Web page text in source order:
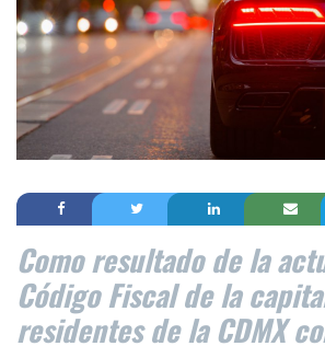
Como resultado de la
Código Fiscal de la
residentes de la CDMX